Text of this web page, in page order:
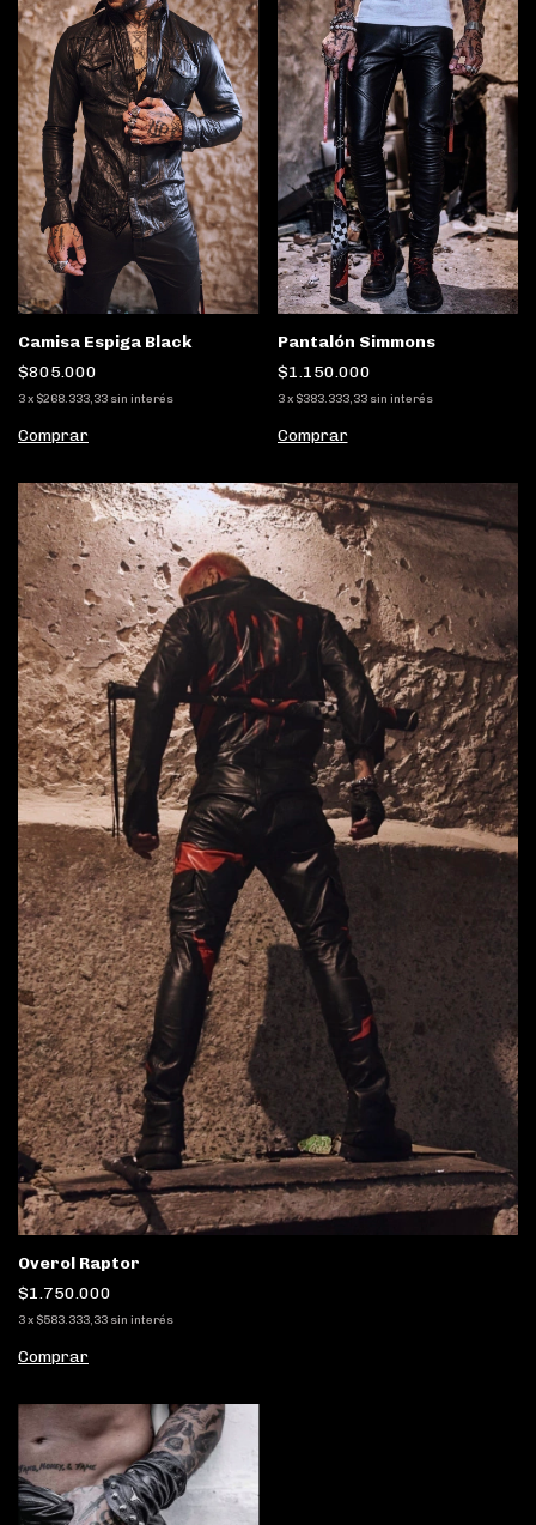
Camisa Espiga Black
$805.000
3x $268.333,33 sin interés
Comprar
Pantalón Simmons
$1.150.000
3 x $383.333,33 sin interés
Comprar
Overol Raptor
$1.750.000
3x $583.333,33 sin interés
Comprar